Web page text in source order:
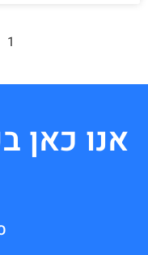
1
אנו כאן